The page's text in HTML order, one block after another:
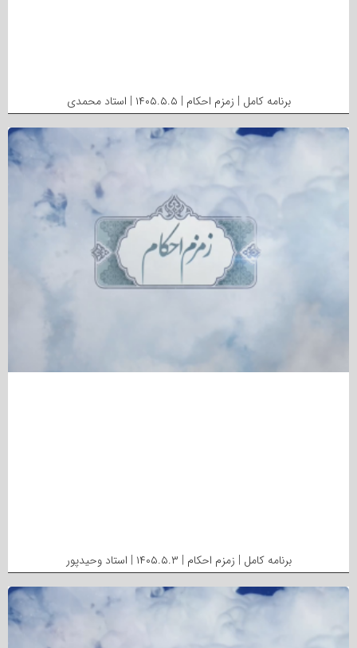
برنامه کامل | زمزم احکام | ۱۴۰۵.۵.۵ | استاد محمدی
برنامه کامل | زمزم احکام | ۱۴۰۵.۵.۳ | استاد وحیدپور